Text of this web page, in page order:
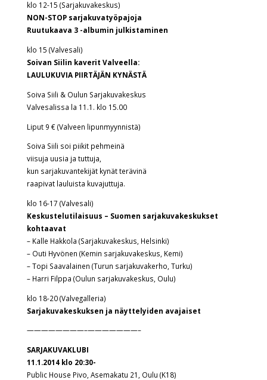
klo 12-15 (Sarjakuvakeskus)
NON-STOP sarjakuvatyöpajoja
Ruutukaava 3 -albumin julkistaminen
klo 15 (Valvesali)
Soivan Siilin kaverit Valveella:
LAULUKUVIA PIIRTÄJÄN KYNÄSTÄ
Soiva Siili & Oulun Sarjakuvakeskus
Valvesalissa la 11.1. klo 15.00
Liput 9 € (Valveen lipunmyynnistä)
Soiva Siili soi piikit pehmeinä
viisuja uusia ja tuttuja,
kun sarjakuvantekijät kynät terävinä
raapivat lauluista kuvajuttuja.
klo 16-17 (Valvesali)
Keskustelutilaisuus – Suomen sarjakuvakeskukset
kohtaavat
– Kalle Hakkola (Sarjakuvakeskus, Helsinki)
– Outi Hyvönen (Kemin sarjakuvakeskus, Kemi)
– Topi Saavalainen (Turun sarjakuvakerho, Turku)
– Harri Filppa (Oulun sarjakuvakeskus, Oulu)
klo 18-20 (Valvegalleria)
Sarjakuvakeskuksen ja näyttelyiden avajaiset
————————–———————–
SARJAKUVAKLUBI
11.1.2014 klo 20:30-
Public House Pivo, Asemakatu 21, Oulu (K18)